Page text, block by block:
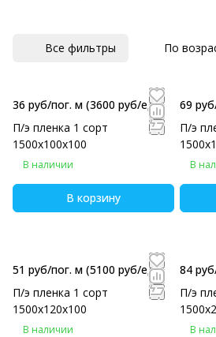
Все фильтры По
36 руб/пог. м (3600 руб/eд)
П/э пленка 1 сорт
1500х100х100
В наличии
В корзину
69
П/э
В
51 руб/пог. м (5100 руб/eд)
П/э пленка 1 сорт
1500х120х100
В наличии
84
П/э
В